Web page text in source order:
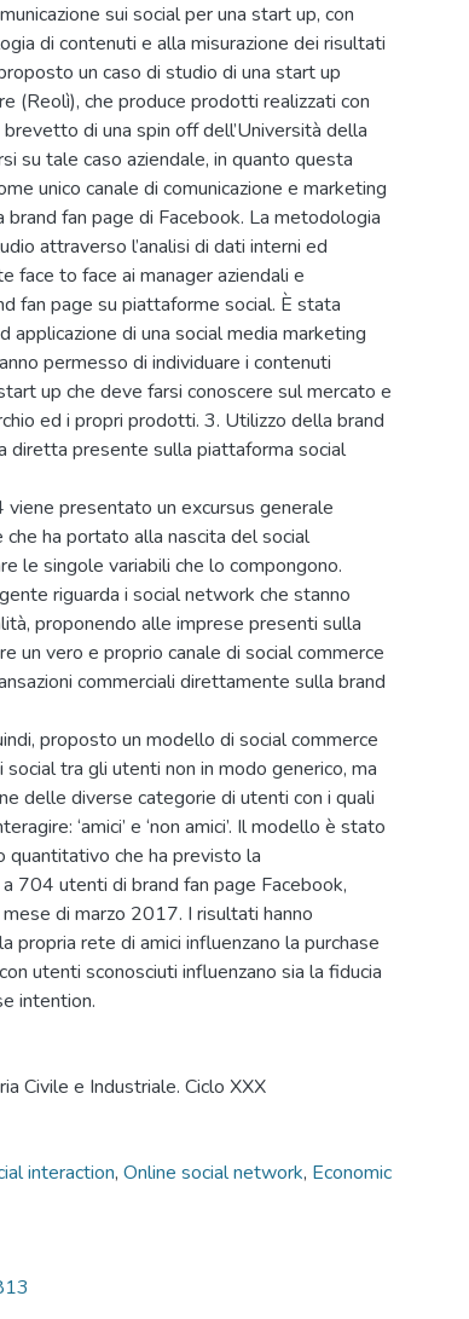
sui social per una start up, con
di contenuti e alla misurazione dei risultati
un caso di studio di una start up
(Reolì), che produce prodotti realizzati con
di una spin off dell’Università della
su tale caso aziendale, in quanto questa
unico canale di comunicazione e marketing
fan page di Facebook. La metodologia
attraverso l’analisi di dati interni ed
face to face ai manager aziendali e
fan page su piattaforme social. È stata
applicazione di una social media marketing
permesso di individuare i contenuti
up che deve farsi conoscere sul mercato e
ed i propri prodotti. 3. Utilizzo della brand
diretta presente sulla piattaforma social
presentato un excursus generale
che ha portato alla nascita del social
le singole variabili che lo compongono.
riguarda i social network che stanno
proponendo alle imprese presenti sulla
un vero e proprio canale di social commerce
commerciali direttamente sulla brand
proposto un modello di social commerce
tra gli utenti non in modo generico, ma
delle diverse categorie di utenti con i quali
‘amici’ e ‘non amici’. Il modello è stato
quantitativo che ha previsto la
704 utenti di brand fan page Facebook,
di marzo 2017. I risultati hanno
propria rete di amici influenzano la purchase
utenti sconosciuti influenzano sia la fiducia
intention.
Civile e Industriale. Ciclo XXX
interaction, Online social network, Economic